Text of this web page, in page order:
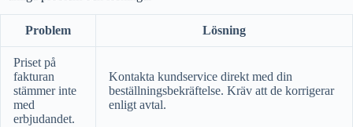
Problem Lösning
Priset på
fakturan
stämmer inte
med
erbjudandet.
Kontakta kundservice direkt med din
beställningsbekräftelse. Kräv att de korrigerar
enligt avtal.